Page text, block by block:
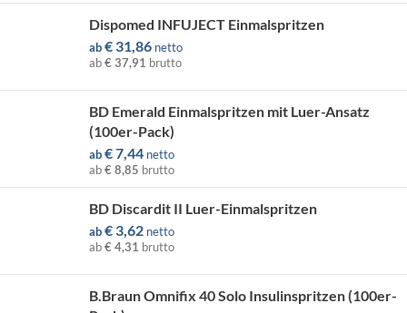
Dispomed INFUJECT Einmalspritzen
ab€ 31,86 netto
ab€ 37,91 brutto
BD Emerald Einmalspritzen mit Luer-Ansatz
(100er-Pack)
ab€7,44 netto
ab€ 8,85 brutto
BD Discardit II Luer-Einmalspritzen
ab€ 3,62 netto
ab€ 4,31 brutto
B.Braun Omnifix 40 Solo Insulinspritzen (100er-